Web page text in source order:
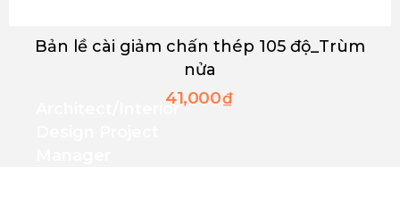
Bản lề cài giảm chấn thép 105 độ_Trùm
nửa
41,000₫
Architect/interior